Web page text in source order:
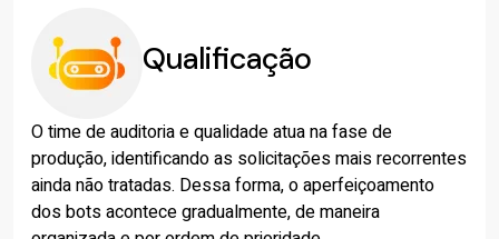
Qualificação
O time de auditoria e qualidade atua na fase de
produção, identificando as solicitações mais recorrentes
ainda não tratadas. Dessa forma, o aperfeiçoamento
dos bots acontece gradualmente, de maneira